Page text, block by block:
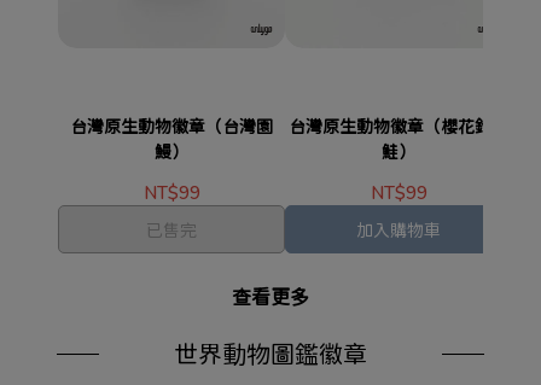
台灣原生動物徽章（台灣園
鰻）
NT$99
已售完
台灣原生動物徽章（櫻花鉤吻
鮭）
NT$99
加入購物車
查看更多
世界動物圖鑑徽章